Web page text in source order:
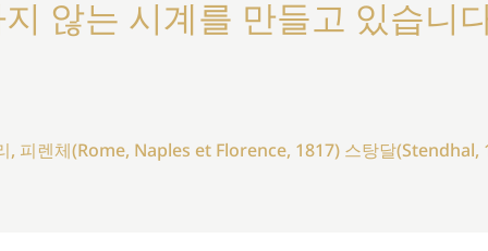
않는 시계를 만들고 있습니
, 피렌체(Rome, Naples et Florence, 1817) 스탕달(Stendhal,